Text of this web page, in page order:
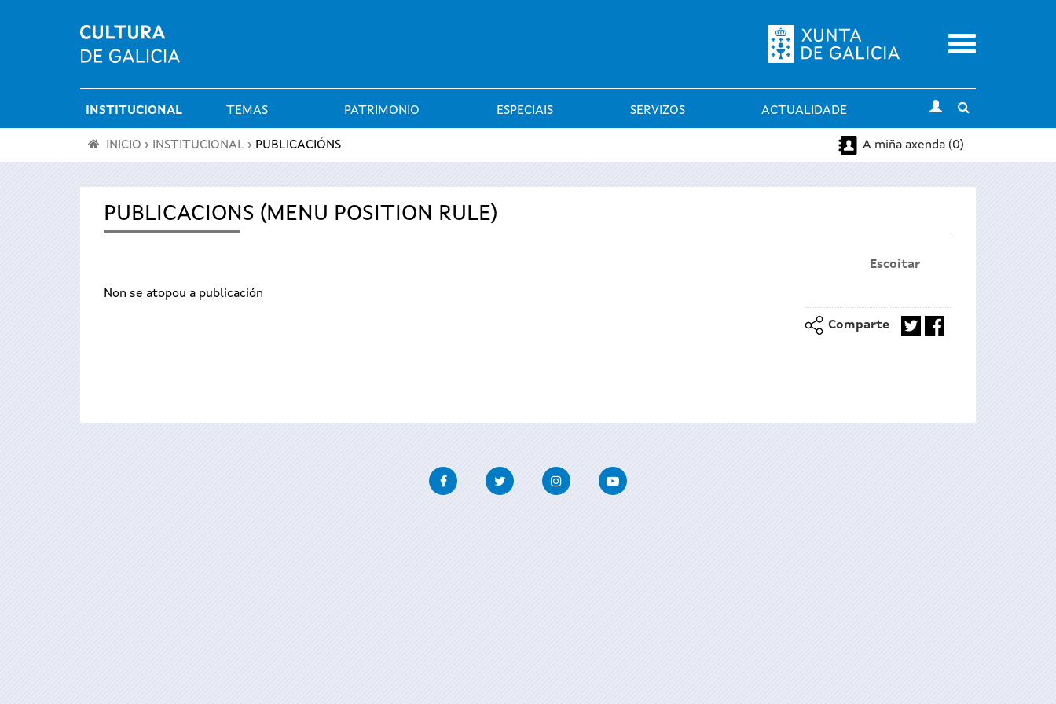
Menu
Menú
principal
INSTITUCIONAL TEMAS PATRIMONIO ESPECIAIS SERVIZOS ACTUALIDADE
search
está
INICIO › INSTITUCIONAL › PUBLICACIÓNS A miña axenda (0)
PUBLICACIONS (MENU POSITION RULE)
Escoitar
Non se atopou a publicación
Comparte
FacebookTwitter InstagramYoutube